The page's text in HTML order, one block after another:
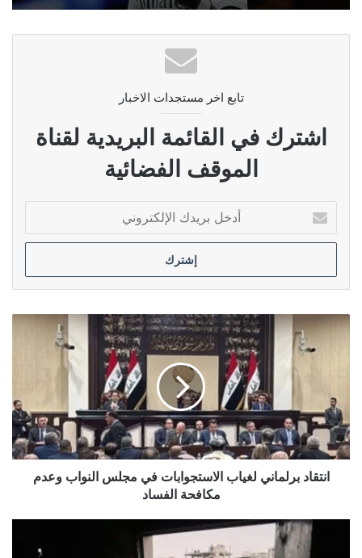
تابع اخر مستجدات الاخبار
اشترك في القائمة البريدية لقناة
الموقف الفضائية
بريدك
الإلكتروني
انتقاد
مجلس
النواب
وعدم
مكافحة
الفسادانتقاد برلماني لغياب الاستجوابات في مجلس النواب وعدم
مكافحة الفساد